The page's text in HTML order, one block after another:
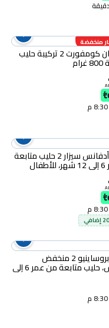
منخفضة
نستله نان كومفورت 2 تركيبة حليب
أبتاميل أدفانس سيزار 2 حليب متابعة
من عمر 6 إلى 12 شهر، للأطفال
بعملية قيصرية، عبوة
800 غرام
أبتاميل بروساينيو 2 منخفض
التحسس، حليب متابعة من عمر 6 إلى
12 شهر، عبوة سهلة الاستخدام 400